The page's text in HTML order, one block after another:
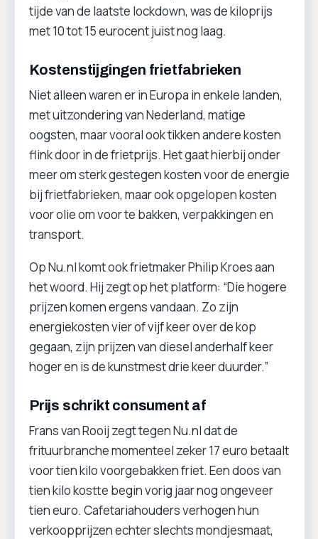
tijde van de laatste lockdown, was de kiloprijs
met 10 tot 15 eurocent juist nog laag.
Kostenstijgingen frietfabrieken
Niet alleen waren er in Europa in enkele landen,
met uitzondering van Nederland, matige
oogsten, maar vooral ook tikken andere kosten
flink door in de frietprijs. Het gaat hierbij onder
meer om sterk gestegen kosten voor de energie
bij frietfabrieken, maar ook opgelopen kosten
voor olie om voor te bakken, verpakkingen en
transport.
Op Nu.nl komt ook frietmaker Philip Kroes aan
het woord. Hij zegt op het platform: “Die hogere
prijzen komen ergens vandaan. Zo zijn
energiekosten vier of vijf keer over de kop
gegaan, zijn prijzen van diesel anderhalf keer
hoger en is de kunstmest drie keer duurder.”
Prijs schrikt consument af
Frans van Rooij zegt tegen Nu.nl dat de
frituurbranche momenteel zeker 17 euro betaalt
voor tien kilo voorgebakken friet. Een doos van
tien kilo kostte begin vorig jaar nog ongeveer
tien euro. Cafetariahouders verhogen hun
verkoopprijzen echter slechts mondjesmaat,